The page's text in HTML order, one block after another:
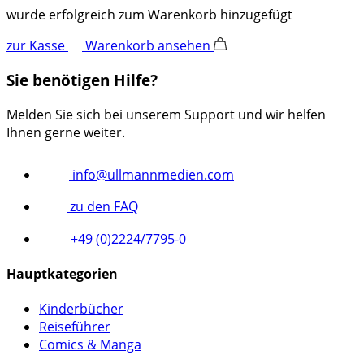
wurde erfolgreich zum Warenkorb hinzugefügt
zur Kasse
Warenkorb ansehen
Sie benötigen Hilfe?
Melden Sie sich bei unserem Support und wir helfen
Ihnen gerne weiter.
info@ullmannmedien.com
zu den FAQ
+49 (0)2224/7795-0
Hauptkategorien
Kinderbücher
Reiseführer
Comics & Manga